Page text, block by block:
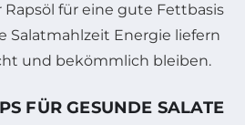
Rapsöl für eine gute Fettbasis
Salatmahlzeit Energie liefern
und bekömmlich bleiben.
FÜR GESUNDE SALATE